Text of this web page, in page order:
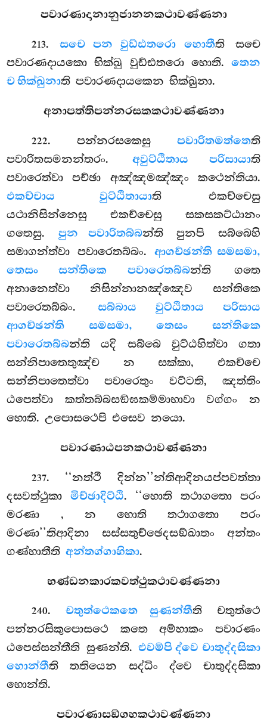
පවාරණාදානානුජානනකථාවණ්ණනා
213.සචෙ පන වුඩ්ඪතරො හොතීති සචෙ
පවාරණදායකො භික්ඛු වුඩ්ඪතරො හොති. තෙන
ච භික්ඛුනාති පවාරණදායකෙන භික්ඛුනා.
අනාපත්තිපන්නරසකකථාවණ්ණනා
222. පන්නරසකෙසු පවාරිතමත්තෙති
පවාරිතසමනන්තරං. අවුට්ඨිතාය පරිසායාති
පවාරෙත්වා පච්ඡා අඤ්ඤමඤ්ඤං කථෙන්තියා.
එකච්චාය වුට්ඨිතායාති එකච්චෙසු
යථානිසින්නෙසු එකච්චෙසු සකසකට්ඨානං
ගතෙසු. පුන පවාරිතබ්බන්ති පුනපි සබ්බෙහි
සමාගන්ත්වා පවාරෙතබ්බං. ආගච්ඡන්ති සමසමා,
තෙසං සන්තිකෙ පවාරෙතබ්බන්ති ගතෙ
අනානෙත්වා නිසින්නානඤ්ඤෙව සන්තිකෙ
පවාරෙතබ්බං.සබ්බාය වුට්ඨිතාය පරිසාය
ආගච්ඡන්ති සමසමා, තෙසං සන්තිකෙ
පවාරෙතබ්බන්ති යදි සබ්බෙ වුට්ඨහිත්වා ගතා
සන්නිපාතෙතුඤ්ච න සක්කා, එකච්චෙ
සන්නිපාතෙත්වා පවාරෙතුං වට්ටති, ඤත්තිං
ඨපෙත්වා කත්තබ්බසඞ්ඝකම්මාභාවා වග්ගං න
හොති. උපොසථෙපි එසෙව නයො.
පවාරණාඨපනකථාවණ්ණනා
237. ‘‘නත්ථි දින්න’’න්තිආදිනයප්පවත්තා
දසවත්ථුකාමිච්ඡාදිට්ඨි. ‘‘හොති තථාගතො පරං
මරණා , න හොති තථාගතො පරං
මරණා’’තිආදිනා සස්සතුච්ඡෙදසඞ්ඛාතං අන්තං
ගණ්හාතීතිඅන්තග්ගාහිකා.
භණ්ඩනකාරකවත්ථුකථාවණ්ණනා
240. චතුත්ථෙකතෙ සුණන්තීති චතුත්ථෙ
පන්නරසිකුපොසථෙ කතෙ අම්හාකං පවාරණං
ඨපෙස්සන්තීති සුණන්ති. එවම්පි ද්වෙ චාතුද්දසිකා
හොන්තීති තතියෙන සද්ධිං ද්වෙ චාතුද්දසිකා
හොන්ති.
පවාරණාසඞ්ගහකථාවණ්ණනා